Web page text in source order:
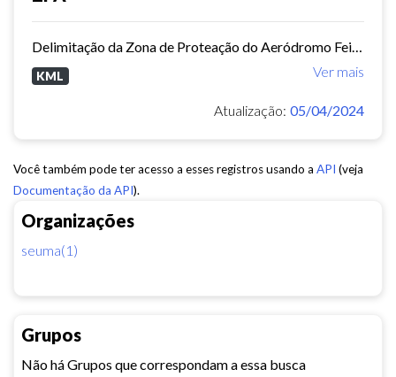
Organizações
seuma(1)
Grupos
Não há Grupos que correspondam a essa busca
Ver mais
KML
Atualização: 05/04/2024
Você também pode ter acesso a esses registros usando a API (veja
Documentação da API).